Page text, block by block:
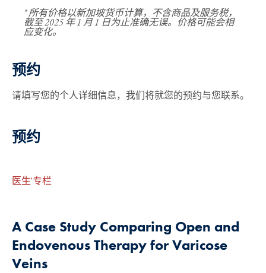
* 所有价格以新加坡货币计算，不含商品及服务税，
截至 2025 年 1 月 1 日为止准确无误。价格可能会相
应变化。
预约
请填写您的个人详细信息，我们将就您的预约与您联系。
预约
医生'专栏
A Case Study Comparing Open and
Endovenous Therapy for Varicose
Veins